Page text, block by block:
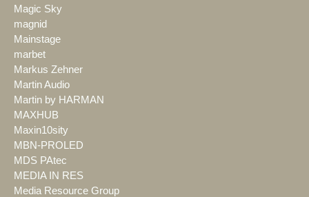
Magic Sky
magnid
Mainstage
marbet
Markus Zehner
Martin Audio
Martin by HARMAN
MAXHUB
Maxin10sity
MBN-PROLED
MDS PAtec
MEDIA IN RES
Media Resource Group